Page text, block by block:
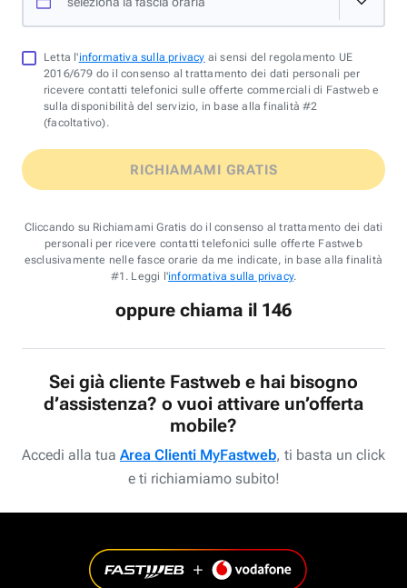
Letta l'informativa sulla privacy ai sensi del regolamento UE
2016/679 do il consenso al trattamento dei dati personali per
ricevere contatti telefonici sulle offerte commerciali di Fastweb e
sulla disponibilità del servizio, in base alla finalità #2
(facoltativo).
RICHIAMAMI GRATIS
Cliccando su Richiamami Gratis do il consenso al trattamento dei dati
personali per ricevere contatti telefonici sulle offerte Fastweb
esclusivamente nelle fasce orarie da me indicate, in base alla finalità
#1. Leggi l'informativa sulla privacy.
oppure chiama il 146
Sei già cliente Fastweb e hai bisogno
d’assistenza? o vuoi attivare un’offerta
mobile?
Accedi alla tua Area Clienti MyFastweb, ti basta un click
e ti richiamiamo subito!